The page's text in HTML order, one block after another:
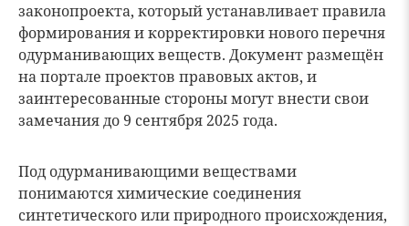
законопроекта, который устанавливает правила
формирования и корректировки нового перечня
одурманивающих веществ. Документ размещён
на портале проектов правовых актов, и
заинтересованные стороны могут внести свои
замечания до 9 сентября 2025 года.
Под одурманивающими веществами
понимаются химические соединения
синтетического или природного происхождения,